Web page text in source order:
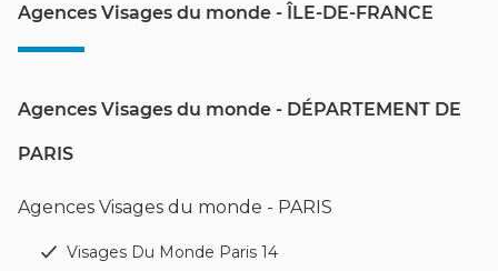
Agences Visages du monde - ÎLE-DE-FRANCE
Agences Visages du monde - DÉPARTEMENT DE
PARIS
Agences Visages du monde - PARIS
Visages Du Monde Paris 14